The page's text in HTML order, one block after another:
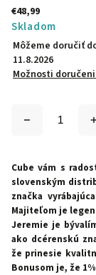
€48,99
Skladom
Môžeme doručiť
11.8.2026
Možnosti
Cube vám s
slovenským
značka
Majiteľom je
Jeremie je
ako dcérenskú
že prinesie
Bonusom je, že